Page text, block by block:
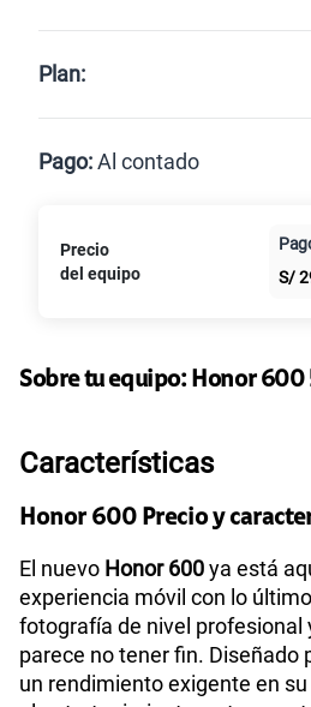
Plan:
Paga solo
Paga solo
Pago:Al contado
Al contado Cuotas
Precio
del equipo
S/
Sobre tu equipo: Honor 600
Características
Honor 600 Precio y
El nuevo Honor 600ya está
experiencia móvil con lo
fotografía de nivel profesional
parece no tener fin. Diseñado
un rendimiento exigente en